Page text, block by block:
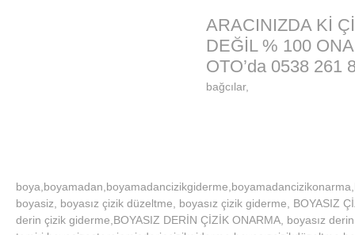
ARACINIZDA Kİ
DEĞİL % 100
OTO’da 0538 261
bağcılar,
boyasiz, boyasız çizik düzeltme, boyasız çizik giderme, BOYASIZ
derin çizik giderme,BOYASIZ DERİN ÇİZİK ONARMA, boyasız